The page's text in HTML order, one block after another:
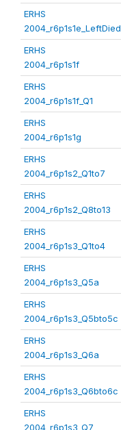
ERHS
2004_r6p1s1e_LeftDied
ERHS
2004_r6p1s1f
ERHS
2004_r6p1s1f_Q1
ERHS
2004_r6p1s1g
ERHS
2004_r6p1s2_Q1to7
ERHS
2004_r6p1s2_Q8to13
ERHS
2004_r6p1s3_Q1to4
ERHS
2004_r6p1s3_Q5a
ERHS
2004_r6p1s3_Q5bto5c
ERHS
2004_r6p1s3_Q6a
ERHS
2004_r6p1s3_Q6bto6c
ERHS
2004_r6p1s3_Q7